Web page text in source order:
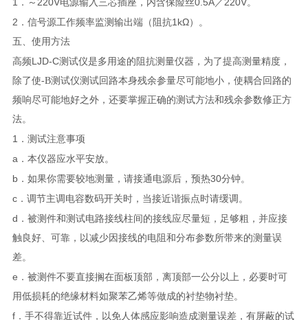
．～ 电源输入三芯插座，内含保险丝 ／ 。
2 ．信号源工作频率监测输出端（阻抗1kΩ）。
五、使用方法
高频LJD-C测试仪是多用途的阻抗测量仪器，为了提高测量精度，
除了使-B测试仪测试回路本身残余参量尽可能地小，使耦合回路的
频响尽可能地好之外，还要掌握正确的测试方法和残余参数修正方
法。
1 ．测试注意事项
a ．本仪器应水平安放。
b．如果你需要较地测量，请接通电源后，预热30分钟。
c．调节主调电容数码开关时，当接近谐振点时请缓调。
d ．被测件和测试电路接线柱间的接线应尽量短，足够粗，并应接
触良好、可靠，以减少因接线的电阻和分布参数所带来的测量误
差。
e ．被测件不要直接搁在面板顶部，离顶部一公分以上，必要时可
用低损耗的绝缘材料如聚苯乙烯等做成的衬垫物衬垫。
f．手不得靠近试件，以免人体感应影响造成测量误差，有屏蔽的试